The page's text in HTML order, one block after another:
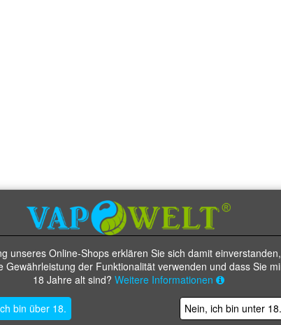
unseres Online-Shops erklären Sie sich damit
Gewährleistung der Funktionalität verwenden und dass Sie
18 Jahre alt sind? Weitere Informationen
bin über 18. Nein, ich bin unter 18.